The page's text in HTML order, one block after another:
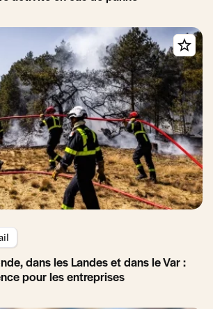
dans les Landes et dans le Var :
pour les entreprises